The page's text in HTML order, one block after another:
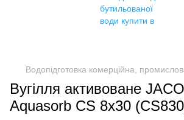
Водопідготовка комерційна,
Вугілля активоване
Aquasorb CS 8x30